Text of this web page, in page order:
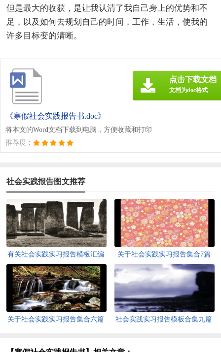
但是最大的收获，是让我认清了我自己身上的优势和不
足，以及如何去规划自己的时间，工作，生活，使我的
许多目标变的清晰。
《寒假社会实践报告书.doc》
将本文的Word文档下载到电脑，方便收藏和打印
推荐度：
点击下载文档
文档为doc格式
社会实践报告图文推荐
有关社会实践实习报告模板汇编
10篇
关于社会实践实习报告集合7篇
关于社会实践实习报告集合六篇 社会实践实习报告模板合集九篇